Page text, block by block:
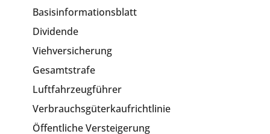
Basisinformationsblatt
Dividende
Viehversicherung
Gesamtstrafe
Luftfahrzeugführer
Verbrauchsgüterkaufrichtlinie
Öffentliche Versteigerung